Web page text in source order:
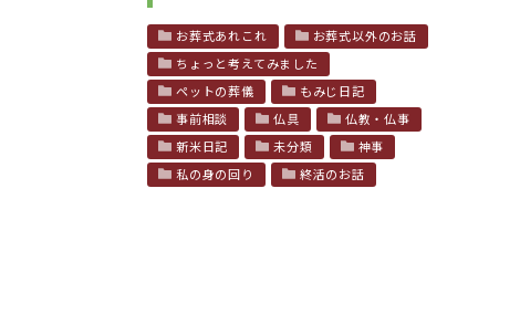
お葬式あれこれ
お葬式以外のお話
ちょっと考えてみました
ペットの葬儀
もみじ日記
事前相談
仏具
仏教・仏事
新米日記
未分類
神事
私の身の回り
終活のお話